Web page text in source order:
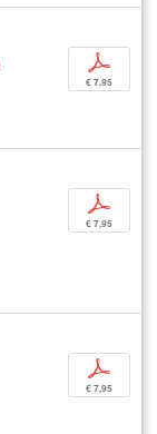
p
€ 7,95
p
€ 7,95
p
€ 7,95